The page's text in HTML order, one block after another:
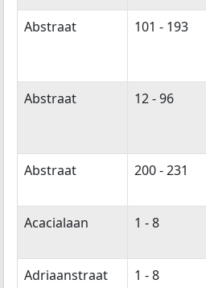
Abstraat 101 - 193
Abstraat 12 - 96
Abstraat 200 - 231
Acacialaan 1 - 8
Adriaanstraat 1 - 8